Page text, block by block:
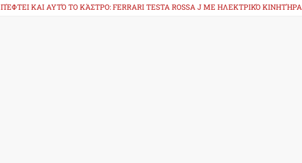
ΠΈΦΤΕΙ ΚΑΙ ΑΥΤΌ ΤΟ ΚΆΣΤΡΟ: FERRARI TESTA ROSSA J ΜΕ ΗΛΕΚΤΡΙΚΌ ΚΙΝΗΤΉΡΑ